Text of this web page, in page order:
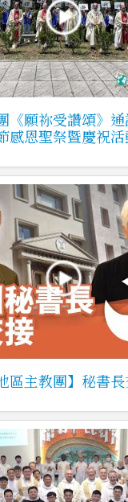
《願祢受讚頌》
感恩聖祭暨慶祝
區主教團】秘書